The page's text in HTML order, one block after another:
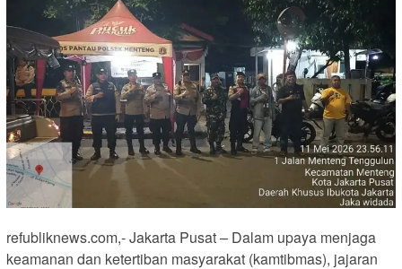
refubliknews.com,- Jakarta Pusat – Dalam upaya menjaga
keamanan dan ketertiban masyarakat (kamtibmas), jajaran